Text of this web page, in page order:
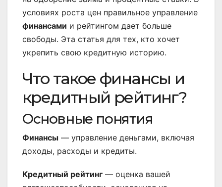
условиях роста цен правильное управление
финансами и рейтингом дает больше
свободы. Эта статья для тех, кто хочет
укрепить свою кредитную историю.
Что такое финансы и
кредитный рейтинг?
Основные понятия
Финансы — управление деньгами, включая
доходы, расходы и кредиты.
Кредитный рейтинг — оценка вашей